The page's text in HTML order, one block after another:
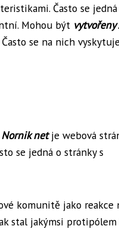
Často se
Mohou být vytvořeny
se na nich vyskytuje
Nornik netje webová
se jedná o stránky s
komunitě jako reakce
stal jakýmsi protipólem